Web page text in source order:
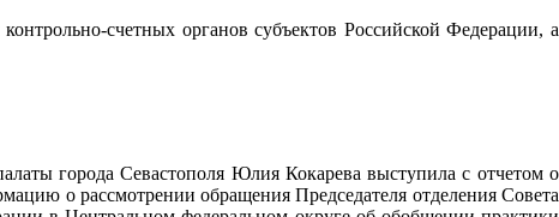
счетных органов субъектов Российской Федерации, а
города Севастополя Юлия Кокарева выступила с отчетом о
о рассмотрении обращения Председателя отделения Совета